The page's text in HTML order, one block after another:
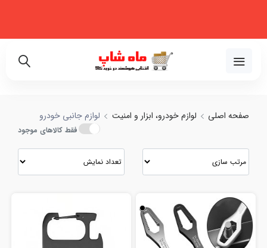
انواع لوازم جانبی خودرو با بهترین قیمت
صفحه اصلی لوازم خودرو، ابزار و امنیت لوازم جانبی خودرو
فقط کالاهای موجود